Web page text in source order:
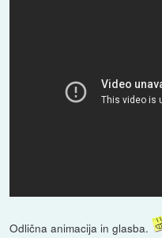
Odlična animacija in glasba.